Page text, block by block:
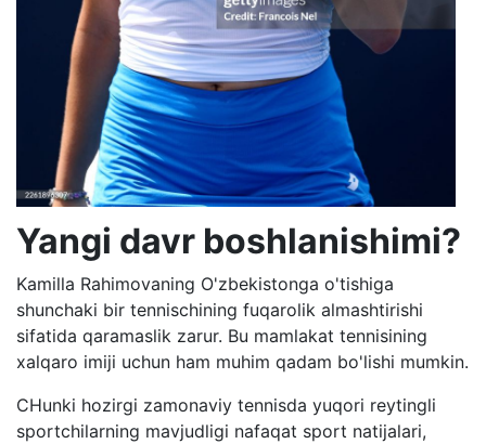
Yangi davr boshlanishimi?
Kamilla Rahimovaning O'zbekistonga o'tishiga
shunchaki bir tennischining fuqarolik almashtirishi
sifatida qaramaslik zarur. Bu mamlakat tennisining
xalqaro imiji uchun ham muhim qadam bo'lishi mumkin.
CHunki hozirgi zamonaviy tennisda yuqori reytingli
sportchilarning mavjudligi nafaqat sport natijalari,